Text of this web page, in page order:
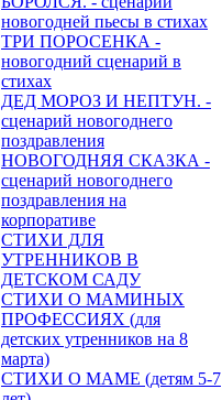
новогодней пьесы в стихах
ТРИ ПОРОСЕНКА -
новогодний сценарий в
стихах
ДЕД МОРОЗ И НЕПТУН. -
сценарий новогоднего
поздравления
НОВОГОДНЯЯ СКАЗКА -
сценарий новогоднего
поздравления на
корпоративе
СТИХИ ДЛЯ
УТРЕННИКОВ В
ДЕТСКОМ САДУ
СТИХИ О МАМИНЫХ
ПРОФЕССИЯХ (для
детских утренников на 8
марта)
СТИХИ О МАМЕ (детям 5-7